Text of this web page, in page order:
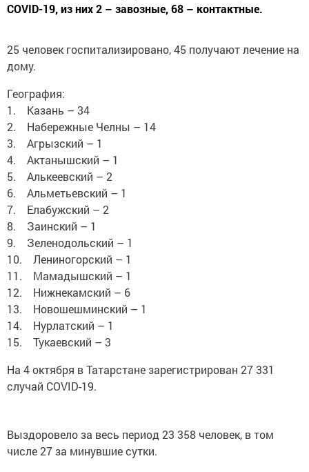
COVID-19, из них 2 – завозные, 68 – контактные.
25 человек госпитализировано, 45 получают лечение на
дому.
География:
1. Казань – 34
2. Набережные Челны – 14
3. Агрызский – 1
4. Актанышский – 1
5. Алькеевский – 2
6. Альметьевский – 1
7. Елабужский – 2
8. Заинский – 1
9. Зеленодольский – 1
10. Лениногорский – 1
11. Мамадышский – 1
12. Нижнекамский – 6
13. Новошешминский – 1
14. Нурлатский – 1
15. Тукаевский – 3
На 4 октября в Татарстане зарегистрирован 27 331
случай COVID-19.
Выздоровело за весь период 23 358 человек, в том
числе 27 за минувшие сутки.